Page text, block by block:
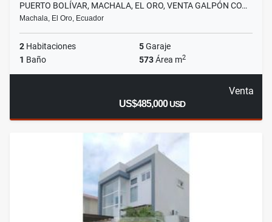
PUERTO BOLÍVAR, MACHALA, EL ORO, VENTA GALPÓN CO…
Machala, El Oro, Ecuador
2 Habitaciones 5Garaje
1 Baño 573Área m2
Venta
US$485,000USD